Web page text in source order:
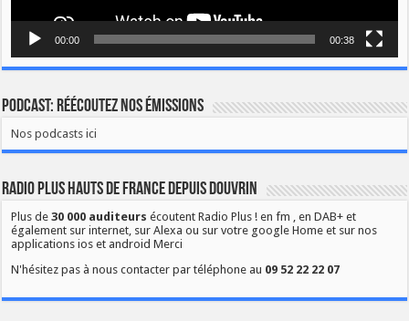
00:00 00:38
Podcast: Réécoutez nos émissions
Nos podcasts ici
Radio Plus Hauts de France depuis Douvrin
Plus de30 000 auditeurs écoutent Radio Plus ! en fm , en DAB+ et
également sur internet, sur Alexa ou sur votre google Home et sur nos
applications ios et android Merci
N'hésitez pas à nous contacter par téléphone au 09 52 22 22 07